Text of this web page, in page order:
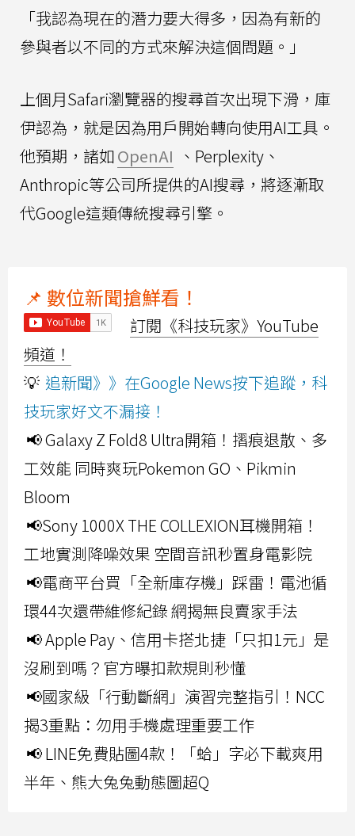
「我認為現在的潛力要大得多，因為有新的
參與者以不同的方式來解決這個問題。」
上個月Safari瀏覽器的搜尋首次出現下滑，庫
伊認為，就是因為用戶開始轉向使用AI工具。
他預期，諸如OpenAI 、Perplexity、
Anthropic等公司所提供的AI搜尋，將逐漸取
代Google這類傳統搜尋引擎。
📌 數位新聞搶鮮看！
訂閱《科技玩家》YouTube
頻道！
💡 追新聞》》在Google News按下追蹤，科
技玩家好文不漏接！
📢 Galaxy Z Fold8 Ultra開箱！摺痕退散、多
工效能 同時爽玩Pokemon GO、Pikmin
Bloom
📢Sony 1000X THE COLLEXION耳機開箱！
工地實測降噪效果 空間音訊秒置身電影院
📢電商平台買「全新庫存機」踩雷！電池循
環44次還帶維修紀錄 網揭無良賣家手法
📢 Apple Pay、信用卡搭北捷「只扣1元」是
沒刷到嗎？官方曝扣款規則秒懂
📢國家級「行動斷網」演習完整指引！NCC
揭3重點：勿用手機處理重要工作
📢 LINE免費貼圖4款！「蛤」字必下載爽用
半年、熊大兔兔動態圖超Q